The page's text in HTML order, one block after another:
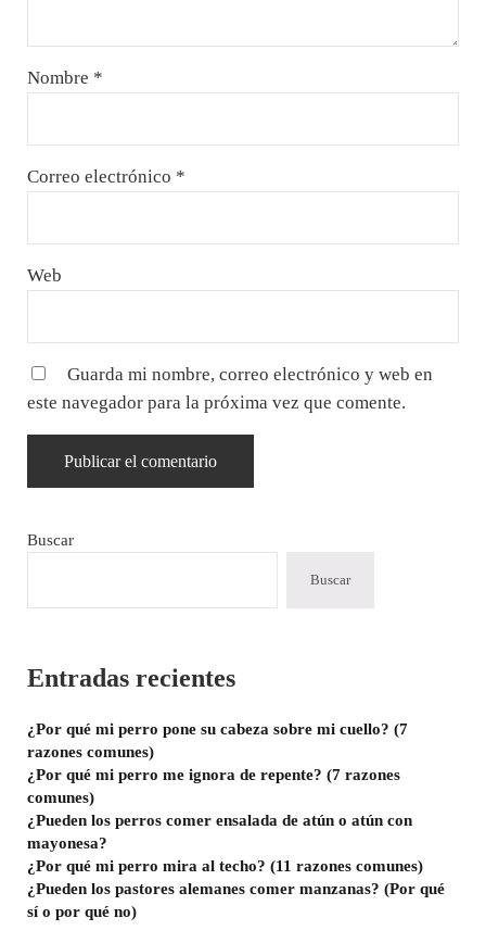
Nombre *
Correo electrónico *
Web
Guarda mi nombre, correo electrónico y web en
este navegador para la próxima vez que comente.
Sidebar
Buscar
Buscar
Entradas recientes
¿Por qué mi perro pone su cabeza sobre mi cuello? (7
razones comunes)
¿Por qué mi perro me ignora de repente? (7 razones
comunes)
¿Pueden los perros comer ensalada de atún o atún con
mayonesa?
¿Por qué mi perro mira al techo? (11 razones comunes)
¿Pueden los pastores alemanes comer manzanas? (Por qué
sí o por qué no)